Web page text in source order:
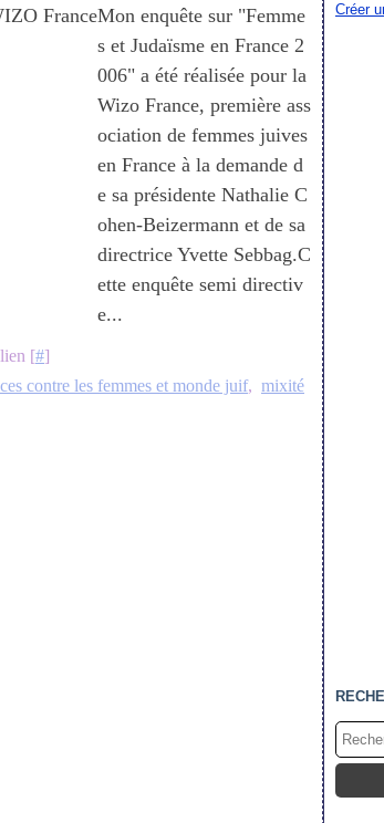
Mon enquête sur "Femme
s et Judaïsme en France 2
006" a été réalisée pour la
Wizo France, première ass
ociation de femmes juives
en France à la demande d
e sa présidente Nathalie C
ohen-Beizermann et de sa
directrice Yvette Sebbag.C
ette enquête semi directiv
e...
[#]
contre les femmes et monde juif, mixité
Créer